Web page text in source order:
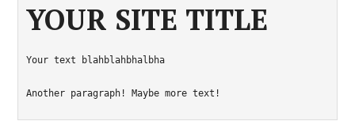
YOUR SITE TITLE
Your text blahblahbhalbha
Another paragraph! Maybe more text!